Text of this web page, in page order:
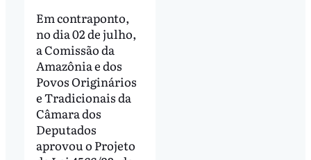
Em contraponto,
no dia 02 de julho,
a Comissão da
Amazônia e dos
Povos Originários
e Tradicionais da
Câmara dos
Deputados
aprovou o Projeto